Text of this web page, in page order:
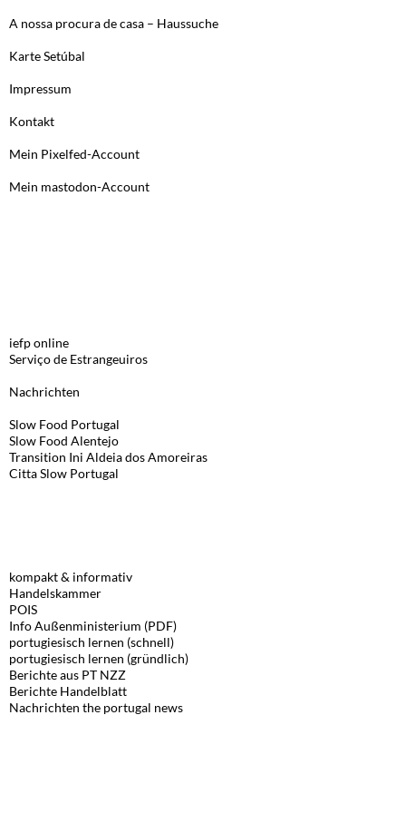
A nossa procura de casa – Haussuche
Karte Setúbal
Impressum
Kontakt
Mein Pixelfed-Account
Mein mastodon-Account
iefp online
Serviço de Estrangeuiros
Nachrichten
Slow Food Portugal
Slow Food Alentejo
Transition Ini Aldeia dos Amoreiras
Citta Slow Portugal
kompakt & informativ
Handelskammer
POIS
Info Außenministerium (PDF)
portugiesisch lernen (schnell)
portugiesisch lernen (gründlich)
Berichte aus PT NZZ
Berichte Handelblatt
Nachrichten the portugal news